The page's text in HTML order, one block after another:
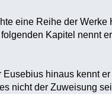
eine Reihe der
Kapitel nennt
hinaus kennt
nicht der Zuweisung